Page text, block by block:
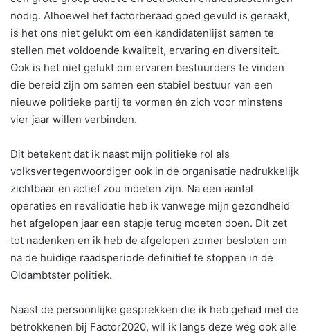
nodig. Alhoewel het factorberaad goed gevuld is geraakt,
is het ons niet gelukt om een kandidatenlijst samen te
stellen met voldoende kwaliteit, ervaring en diversiteit.
Ook is het niet gelukt om ervaren bestuurders te vinden
die bereid zijn om samen een stabiel bestuur van een
nieuwe politieke partij te vormen én zich voor minstens
vier jaar willen verbinden.
Dit betekent dat ik naast mijn politieke rol als
volksvertegenwoordiger ook in de organisatie nadrukkelijk
zichtbaar en actief zou moeten zijn. Na een aantal
operaties en revalidatie heb ik vanwege mijn gezondheid
het afgelopen jaar een stapje terug moeten doen. Dit zet
tot nadenken en ik heb de afgelopen zomer besloten om
na de huidige raadsperiode definitief te stoppen in de
Oldambtster politiek.
Naast de persoonlijke gesprekken die ik heb gehad met de
betrokkenen bij Factor2020, wil ik langs deze weg ook alle